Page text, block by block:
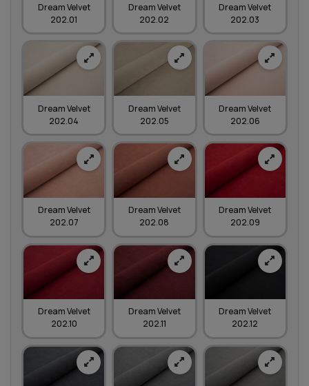
Dream Velvet
202.01
Dream Velvet
202.02
Dream Velvet
202.03
Dream Velvet
202.04
Dream Velvet
202.05
Dream Velvet
202.06
Dream Velvet
202.07
Dream Velvet
202.08
Dream Velvet
202.09
Dream Velvet
202.10
Dream Velvet
202.11
Dream Velvet
202.12